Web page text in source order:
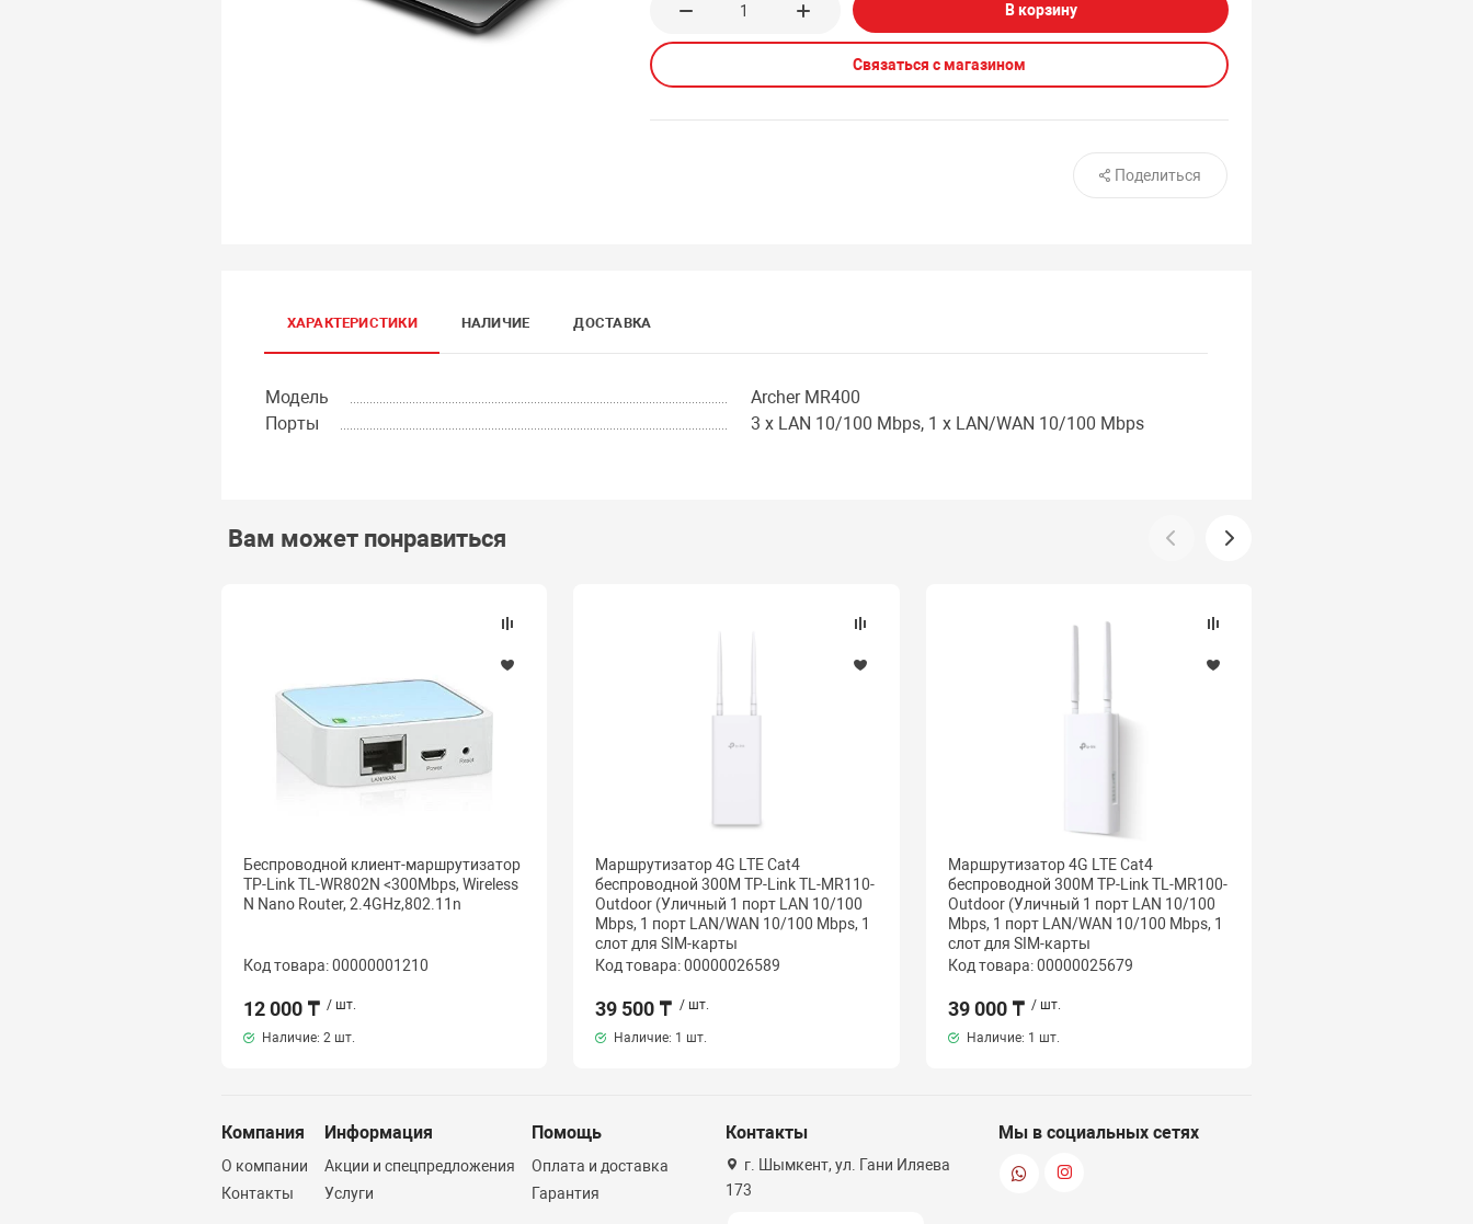
В корзину
Связаться с магазином
Поделиться
ХАРАКТЕРИСТИКИ НАЛИЧИЕ ДОСТАВКА
Модель
Archer MR400
Порты
3 x LAN 10/100 Mbps, 1 x LAN/WAN 10/100 Mbps
Вам может понравиться
Беспроводной клиент-маршрутизатор
TP-Link TL-WR802N <300Mbps, Wireless
N Nano Router, 2.4GHz,802.11n
Код товара: 00000001210
12 000 ₸ / шт.
Наличие: 2 шт.
Маршрутизатор 4G LTE Cat4
беспроводной 300M TP-Link TL-MR110-
Outdoor (Уличный 1 порт LAN 10/100
Mbps, 1 порт LAN/WAN 10/100 Mbps, 1
слот для SIM-карты
Код товара: 00000026589
39 500 ₸ / шт.
Наличие: 1 шт.
Маршрутизатор 4G LTE Cat4
беспроводной 300M TP-Link TL-MR100-
Outdoor (Уличный 1 порт LAN 10/100
Mbps, 1 порт LAN/WAN 10/100 Mbps, 1
слот для SIM-карты
Код товара: 00000025679
39 000 ₸ / шт.
Наличие: 1 шт.
Компания
О компании
Контакты
Информация
Акции и спецпредложения
Услуги
Помощь
Оплата и доставка
Гарантия
Контакты
г. Шымкент, ул. Гани Иляева
173
Мы в социальных сетях